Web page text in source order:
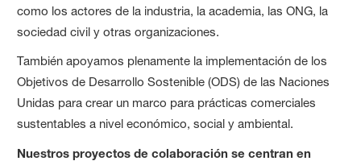
como los actores de la industria, la academia, las ONG, la
sociedad civil y otras organizaciones.
También apoyamos plenamente la implementación de los
Objetivos de Desarrollo Sostenible (ODS) de las Naciones
Unidas para crear un marco para prácticas comerciales
sustentables a nivel económico, social y ambiental.
Nuestros proyectos de colaboración se centran en